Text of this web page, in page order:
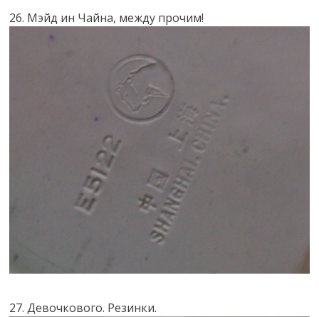
26. Мэйд ин Чайна, между прочим!
27. Девочкового. Резинки.